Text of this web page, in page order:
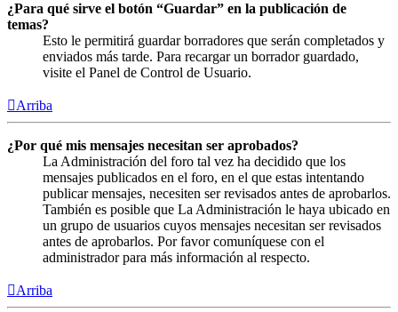
¿Para qué sirve el botón “Guardar” en la publicación de
temas?
Esto le permitirá guardar borradores que serán completados y
enviados más tarde. Para recargar un borrador guardado,
visite el Panel de Control de Usuario.
Arriba
¿Por qué mis mensajes necesitan ser aprobados?
La Administración del foro tal vez ha decidido que los
mensajes publicados en el foro, en el que estas intentando
publicar mensajes, necesiten ser revisados antes de aprobarlos.
También es posible que La Administración le haya ubicado en
un grupo de usuarios cuyos mensajes necesitan ser revisados
antes de aprobarlos. Por favor comuníquese con el
administrador para más información al respecto.
Arriba